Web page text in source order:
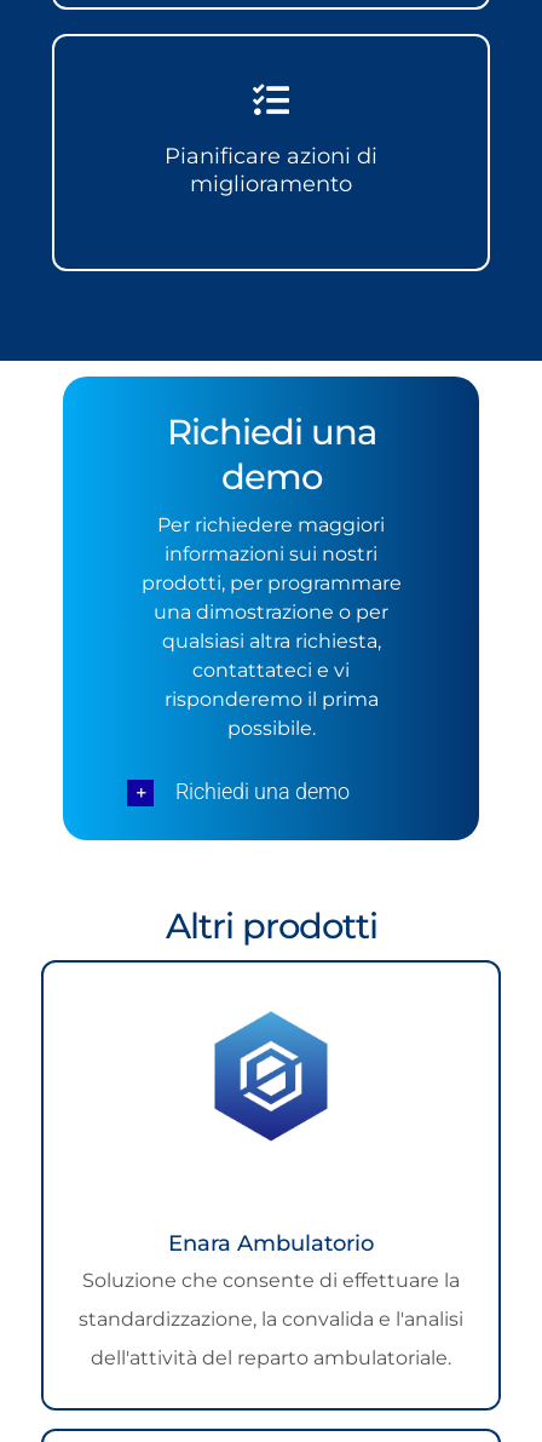
Pianificare azioni di
miglioramento
Richiedi una
demo
Per richiedere maggiori
informazioni sui nostri
prodotti, per programmare
una dimostrazione o per
qualsiasi altra richiesta,
contattateci e vi
risponderemo il prima
possibile.
Richiedi una demo
Altri prodotti
Enara Ambulatorio
Soluzione che consente di effettuare la
standardizzazione, la convalida e l'analisi
dell'attività del reparto ambulatoriale.